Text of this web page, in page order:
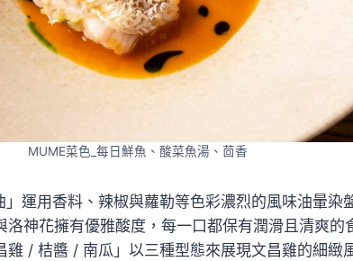
MUME菜色_每日鮮魚、酸菜魚湯、茴香
」運用香料、辣椒與蘿勒等色彩濃烈的風味油暈染
洛神花擁有優雅酸度，每一口都保有潤滑且清爽的
雞 / 桔醬 / 南瓜」以三種型態來展現文昌雞的細緻